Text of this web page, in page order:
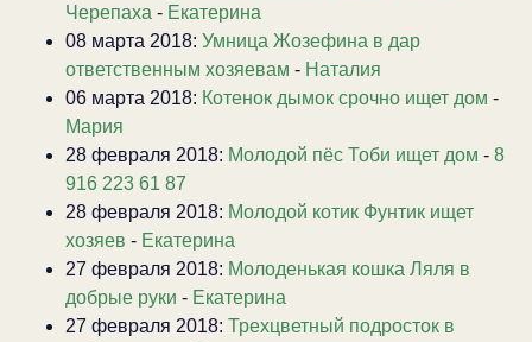
Черепаха - Екатерина
08 марта 2018: Умница Жозефина в дар
ответственным хозяевам - Наталия
06 марта 2018: Котенок дымок срочно ищет дом -
Мария
28 февраля 2018: Молодой пёс Тоби ищет дом - 8
916 223 61 87
28 февраля 2018: Молодой котик Фунтик ищет
хозяев - Екатерина
27 февраля 2018: Молоденькая кошка Ляля в
добрые руки - Екатерина
27 февраля 2018: Трехцветный подросток в